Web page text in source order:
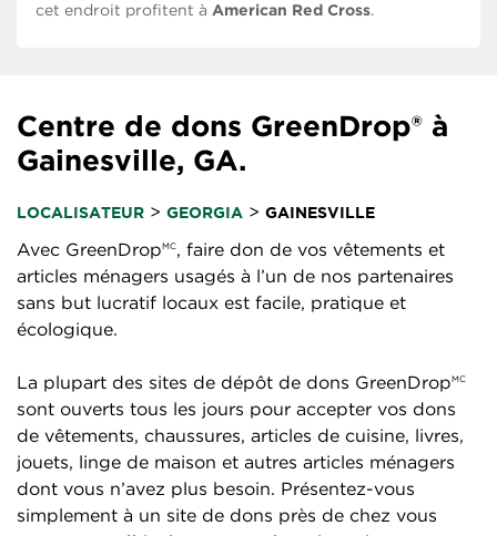
cet endroit profitent à American Red Cross.
Centre de dons GreenDrop® à
Gainesville, GA.
LOCALISATEUR > GEORGIA > GAINESVILLE
Avec GreenDropMC, faire don de vos vêtements et
articles ménagers usagés à l’un de nos partenaires
sans but lucratif locaux est facile, pratique et
écologique.
La plupart des sites de dépôt de dons GreenDropMC
sont ouverts tous les jours pour accepter vos dons
de vêtements, chaussures, articles de cuisine, livres,
jouets, linge de maison et autres articles ménagers
dont vous n’avez plus besoin. Présentez-vous
simplement à un site de dons près de chez vous